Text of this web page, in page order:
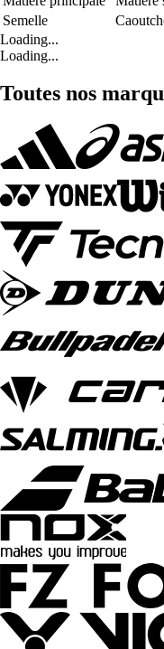
Semelle
Loading...
Loading...
Toutes nos